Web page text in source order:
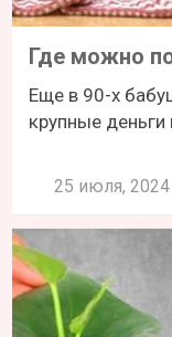
Где можно
Еще в 90-х
крупные
25 июля, 2024